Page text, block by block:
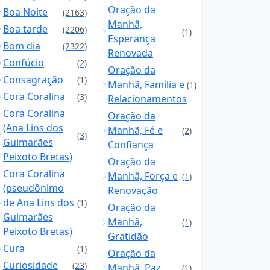
Boa Noite (2163)
Boa tarde (2206)
Bom dia (2322)
Confúcio (2)
Consagração (1)
Cora Coralina (3)
Cora Coralina
(Ana Lins dos
Guimarães
Peixoto Bretas)
(3)
Cora Coralina
(pseudônimo
de Ana Lins dos
Guimarães
Peixoto Bretas)
(1)
Cura (1)
Curiosidade (23)
Oração da
Manhã,
Esperança
Renovada
(1)
Oração da
Manhã, Família e
Relacionamentos
(1)
Oração da
Manhã, Fé e
Confiança
(2)
Oração da
Manhã, Força e
Renovação
(1)
Oração da
Manhã,
Gratidão
(1)
Oração da
(1)